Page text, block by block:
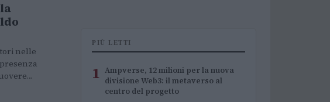
nelle
PIÙ LETTI
1 Ampverse, 12 milioni per la nuova
divisione Web3: il metaverso al
centro del progetto